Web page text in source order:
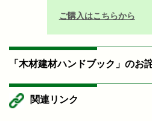
ご購入はこちらから
「木材建材ハンドブック」のお
関連リンク